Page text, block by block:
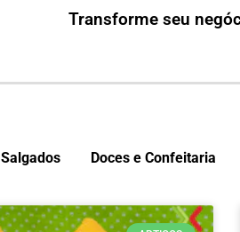
Transforme seu
Salgados Doces e Confeitaria